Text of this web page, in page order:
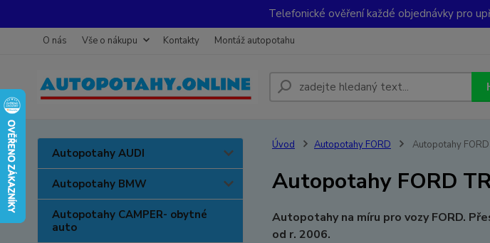
Telefonické ověření každé objednávky pro
O nás Vše o nákupu Kontakty Montáž autopotahu
Autopotahy AUDI
Autopotahy BMW
Autopotahy CAMPER- obytné
auto
Úvod Autopotahy FORD Autopotahy
Autopotahy FORD
Autopotahy na míru pro vozy FORD.
od r. 2006.